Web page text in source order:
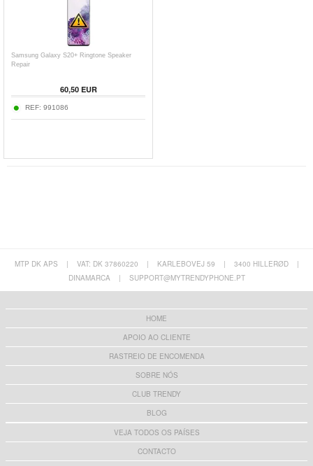
Samsung Galaxy S20+ Ringtone Speaker
Repair
60,50 EUR
REF: 991086
MTP DK APS | VAT: DK 37860220 | KARLEBOVEJ 59 | 3400 HILLERØD
|
DINAMARCA
| SUPPORT@MYTRENDYPHONE.PT
HOME
APOIO AO CLIENTE
RASTREIO DE ENCOMENDA
SOBRE NÓS
CLUB TRENDY
BLOG
VEJA TODOS OS PAÍSES
CONTACTO